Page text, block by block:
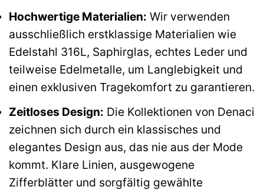
Hochwertige Materialien: Wir verwenden
ausschließlich erstklassige Materialien wie
Edelstahl 316L, Saphirglas, echtes Leder und
teilweise Edelmetalle, um Langlebigkeit und
einen exklusiven Tragekomfort zu garantieren.
Zeitloses Design: Die Kollektionen von Denaci
zeichnen sich durch ein klassisches und
elegantes Design aus, das nie aus der Mode
kommt. Klare Linien, ausgewogene
Zifferblätter und sorgfältig gewählte